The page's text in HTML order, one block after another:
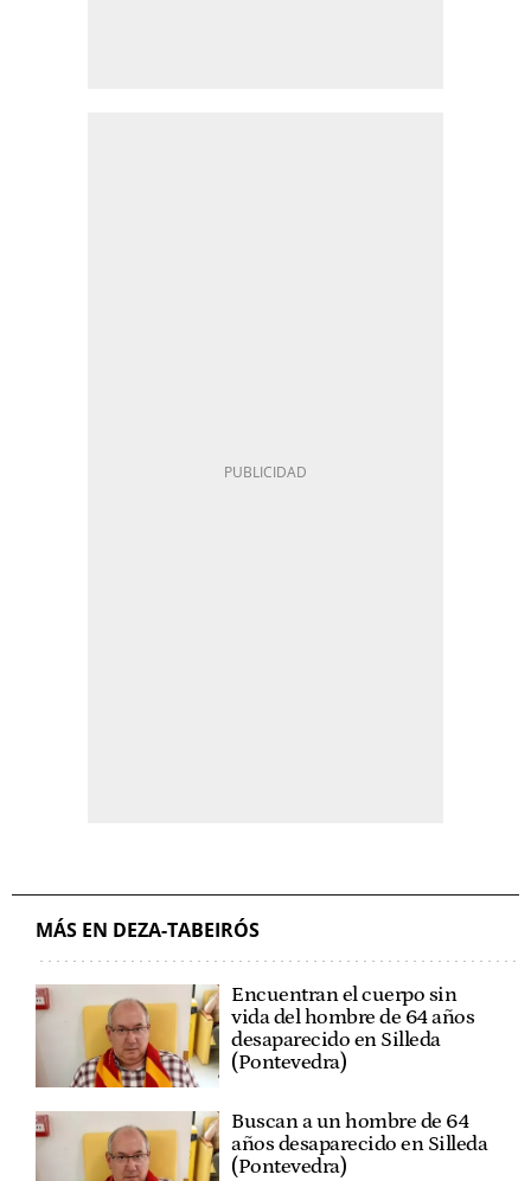
MÁS EN DEZA-TABEIRÓS
Encuentran el cuerpo sin
vida del hombre de 64 años
desaparecido en Silleda
(Pontevedra)
Buscan a un hombre de 64
años desaparecido en Silleda
(Pontevedra)